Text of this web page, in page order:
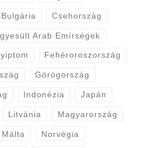
Bulgária Csehország
Arab Emírségek
Fehéroroszország
Görögország
Indonézia Japán
Litvánia Magyarország
Málta Norvégia